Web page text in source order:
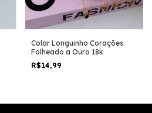
Colar Longuinho Corações
Folheado a Ouro 18k
R$14,99